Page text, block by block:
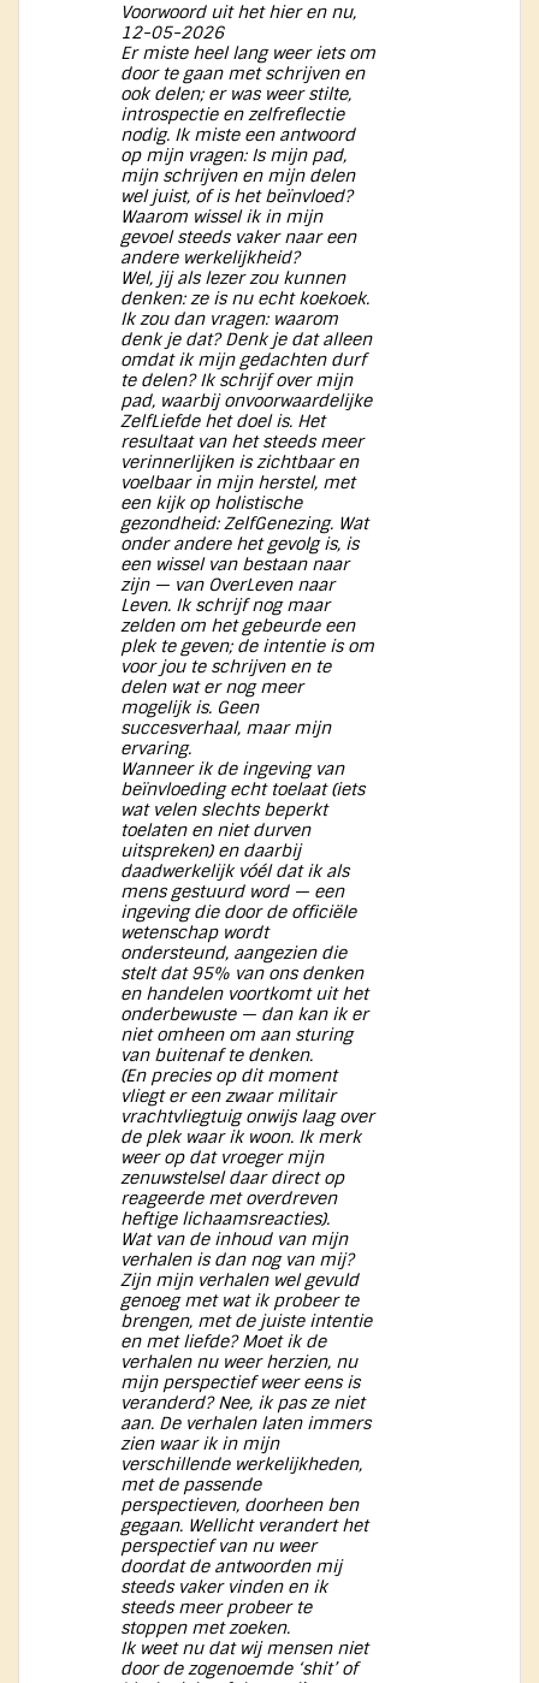
Voorwoord uit het hier en nu,
12-05-2026
Er miste heel lang weer iets om
door te gaan met schrijven en
ook delen; er was weer stilte,
introspectie en zelfreflectie
nodig. Ik miste een antwoord
op mijn vragen: Is mijn pad,
mijn schrijven en mijn delen
wel juist, of is het beïnvloed?
Waarom wissel ik in mijn
gevoel steeds vaker naar een
andere werkelijkheid?
Wel, jij als lezer zou kunnen
denken: ze is nu echt koekoek.
Ik zou dan vragen: waarom
denk je dat? Denk je dat alleen
omdat ik mijn gedachten durf
te delen? Ik schrijf over mijn
pad, waarbij onvoorwaardelijke
ZelfLiefde het doel is. Het
resultaat van het steeds meer
verinnerlijken is zichtbaar en
voelbaar in mijn herstel, met
een kijk op holistische
gezondheid: ZelfGenezing. Wat
onder andere het gevolg is, is
een wissel van bestaan naar
zijn — van OverLeven naar
Leven. Ik schrijf nog maar
zelden om het gebeurde een
plek te geven; de intentie is om
voor jou te schrijven en te
delen wat er nog meer
mogelijk is. Geen
succesverhaal, maar mijn
ervaring.
Wanneer ik de ingeving van
beïnvloeding echt toelaat (iets
wat velen slechts beperkt
toelaten en niet durven
uitspreken) en daarbij
daadwerkelijk vóél dat ik als
mens gestuurd word — een
ingeving die door de officiële
wetenschap wordt
ondersteund, aangezien die
stelt dat 95% van ons denken
en handelen voortkomt uit het
onderbewuste — dan kan ik er
niet omheen om aan sturing
van buitenaf te denken.
(En precies op dit moment
vliegt er een zwaar militair
vrachtvliegtuig onwijs laag over
de plek waar ik woon. Ik merk
weer op dat vroeger mijn
zenuwstelsel daar direct op
reageerde met overdreven
heftige lichaamsreacties).
Wat van de inhoud van mijn
verhalen is dan nog van mij?
Zijn mijn verhalen wel gevuld
genoeg met wat ik probeer te
brengen, met de juiste intentie
en met liefde? Moet ik de
verhalen nu weer herzien, nu
mijn perspectief weer eens is
veranderd? Nee, ik pas ze niet
aan. De verhalen laten immers
zien waar ik in mijn
verschillende werkelijkheden,
met de passende
perspectieven, doorheen ben
gegaan. Wellicht verandert het
perspectief van nu weer
doordat de antwoorden mij
steeds vaker vinden en ik
steeds meer probeer te
stoppen met zoeken.
Ik weet nu dat wij mensen niet
door de zogenoemde ‘shit’ of